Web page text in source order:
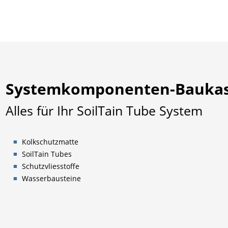
Systemkomponenten-
Alles für Ihr SoilTain Tube System
Kolkschutzmatte
SoilTain Tubes
Schutzvliesstoffe
Wasserbausteine